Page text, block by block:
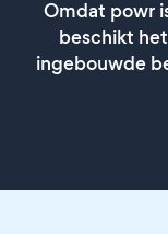
Omdat powr
beschikt
ingebouwde